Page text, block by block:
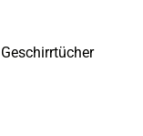
Geschirrtücher